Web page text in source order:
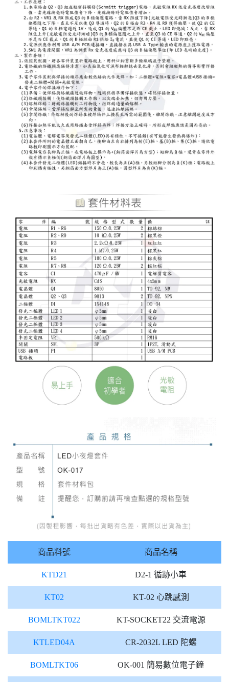
商品料號 商品名稱
KTD21 D2-1 循跡小車
KT02 KT-02 心跳感測
BOMLTKT022 KT-SOCKET22 交流電源
KTLED04A CR-2032L LED 陀螺
BOMLTKT06 OK-001 簡易數位電子鐘